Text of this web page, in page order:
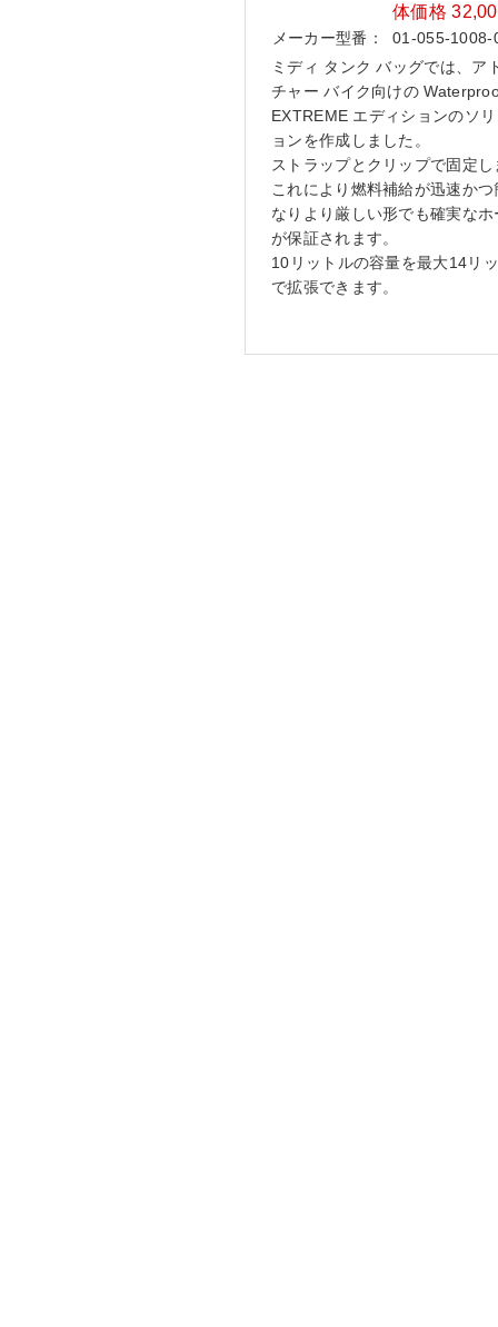
体価格
メーカー型番：
01-055-1008-
ミディ タンク バッグでは、ア
チャー バイク向けの
EXTREME エディションのソ
ョンを作成しました。
ストラップとクリップで固定し
これにより燃料補給が迅速かつ
なりより厳しい形でも確実なホ
が保証されます。
10リットルの容量を最大14リ
で拡張できます。